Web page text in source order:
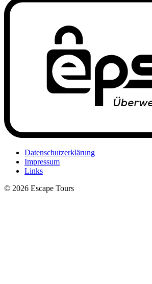
Datenschutzerklärung
Impressum
Links
© 2026 Escape Tours